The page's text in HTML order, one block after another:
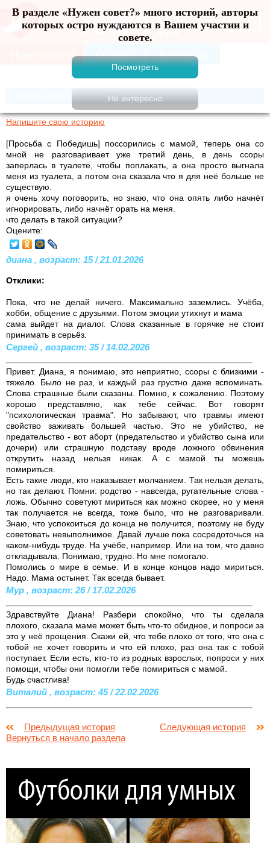
В разделе «Нужен совет?» много историй, авторы
которых остро нуждаются в Вашем участии и
совете.
Меню
Нужен совет?
Напишите свою историю
[Просьба с Победишь] поссорились с мамой, теперь она со
мной не разговаривает уже третий день, в день ссоры
заперлась в туалете, чтобы поплакать, а она просто выгнала
меня из туалета, а потом она сказала что я для неё больше не
существую.
я очень хочу поговорить, но знаю, что она опять либо начнёт
игнорировать, либо начнёт орать на меня.
что делать в такой ситуации?
Оцените:
диана , возраст: 15 / 21.01.2026
Отклики:
Пока, что не делай ничего. Максимально заземлись. Учёба,
хобби, общение с друзьями. Потом эмоции утихнут и мама
сама выйдет на диалог. Слова сказанные в горячке не стоит
принимать в серьёз.
Сергей , возраст: 35 / 14.02.2026
Привет. Диана, я понимаю, это неприятно, ссоры с близкими -
тяжело. Было не раз, и каждый раз грустно даже вспоминать.
Слова страшные были сказаны. Помню, к сожалению. Поэтому
хорошо представляю, как тебе сейчас. Вот говорят
"психологическая травма". Но забывают, что травмы имеют
свойство заживать большей частью. Это не убийство, не
предательство - вот аборт (предательство и убийство сына или
дочери) или страшную подставу вроде ложного обвинения
открутить назад нельзя никак. А с мамой ты можешь
помириться.
Есть такие люди, кто наказывает молчанием. Так нельзя делать,
но так делают. Помни: родство - навсегда, ругательные слова -
ложь. Обычно советуют мириться как можно скорее, но у меня
так получается не всегда, тоже было, что не разговаривали.
Знаю, что успокоиться до конца не получится, поэтому не буду
советовать невыполнимое. Давай лучше пока сосредоточься на
каком-нибудь труде. На учёбе, например. Или на том, что давно
откладывала. Понимаю, трудно. Но мне помогало.
Помолись о мире в семье. И в конце концов надо мириться.
Надо. Мама остынет. Так всегда бывает.
Мур , возраст: 26 / 17.02.2026
Здравствуйте Диана! Разбери спокойно, что ты сделала
плохого, сказала маме может быть что-то обидное, и попроси за
это у неё прощения. Скажи ей, что тебе плохо от того, что она с
тобой не хочет говорить и что ей плохо, раз она так с тобой
поступает. Если есть, кто-то из родных взрослых, попроси у них
помощи, чтобы они помогли тебе помириться с мамой.
Будь счастлива!
Виталий , возраст: 45 / 22.02.2026
Предыдущая история
Следующая история
Вернуться в начало раздела